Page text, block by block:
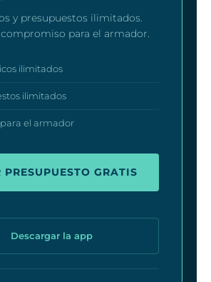
y presupuestos ilimitados.
para el armador.
ilimitados
ilimitados
el armador
PRESUPUESTO GRATIS
Descargar la app